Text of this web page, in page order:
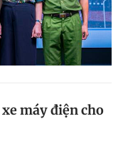
máy điện cho